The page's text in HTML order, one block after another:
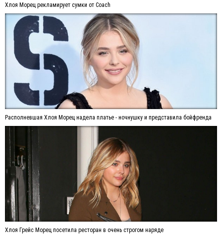
Хлоя Морец рекламирует сумки от Coach
Располневшая Хлоя Морец надела платье - ночнушку и представила бойфренда
Хлоя Грейс Морец посетила ресторан в очень строгом наряде